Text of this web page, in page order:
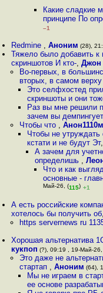
Какие сладкие
принципе По
–1
Redmine ,Аноним (28),
Тяжело было добавить к
скриншотов И кто-,Джон
Во-первых, в
вторых, в самом верху
Это селфхостед
скриншоты и они
Раз вы мне решили
зачем вы
Чтобы что , Анон1110м
Чтобы не
кстати и не будут Эт,
А зачем для
определишь ,
Что и как
основные -
Май-26, (115) +1
А есть российские
хотелось бы получить об
https servernews ru
Хорошая альтернатива
кукпоп (?), 09:19 , 19-Май-26,
Это даже не
стартап , Аноним (64),
Мы не играем в
ее основе